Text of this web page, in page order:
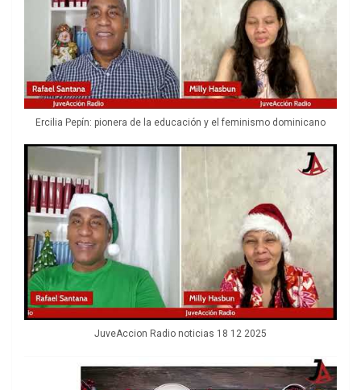
Ercilia Pepín: pionera de la educación y el feminismo dominicano
JuveAccion Radio noticias 18 12 2025